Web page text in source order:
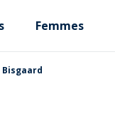
Femmes
Bisgaard